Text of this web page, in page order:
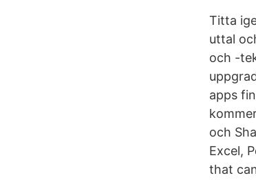
Titta
uttal
och -
apps
och
Excel,
that